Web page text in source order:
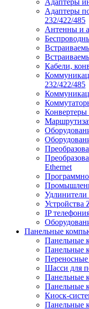
Адаптеры
Адаптеры
232/422/485
Антенны и
Кабели,
232/422/485
Конвертеры
Ethernet
Удлинители
Устройства
IP
Панельные
Панельные
Панельные
Переносные
Шасси для
Панельные
Панельные
Киоск-
Панельные